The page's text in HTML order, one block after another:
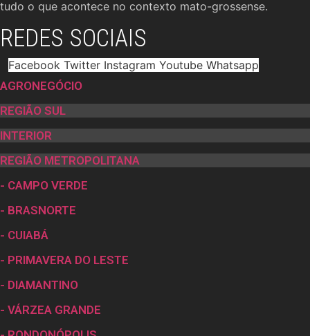
tudo o que acontece no contexto mato-grossense.
REDES SOCIAIS
Facebook Twitter Instagram Youtube Whatsapp
AGRONEGÓCIO
REGIÃO SUL
INTERIOR
REGIÃO METROPOLITANA
- CAMPO VERDE
- BRASNORTE
- CUIABÁ
- PRIMAVERA DO LESTE
- DIAMANTINO
- VÁRZEA GRANDE